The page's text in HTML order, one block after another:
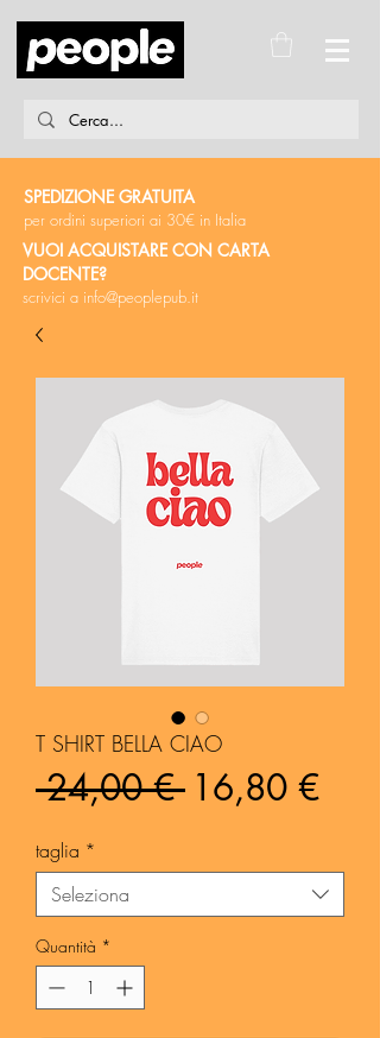
SPEDIZIONE GRATUITA
per ordini superiori ai 30€ in Italia
VUOI ACQUISTARE CON CARTA
DOCENTE?
scrivici a info@peoplepub.it
T SHIRT BELLA CIAO
24,00 € Prezzo
16,80 €
taglia *
Seleziona
Quantità *